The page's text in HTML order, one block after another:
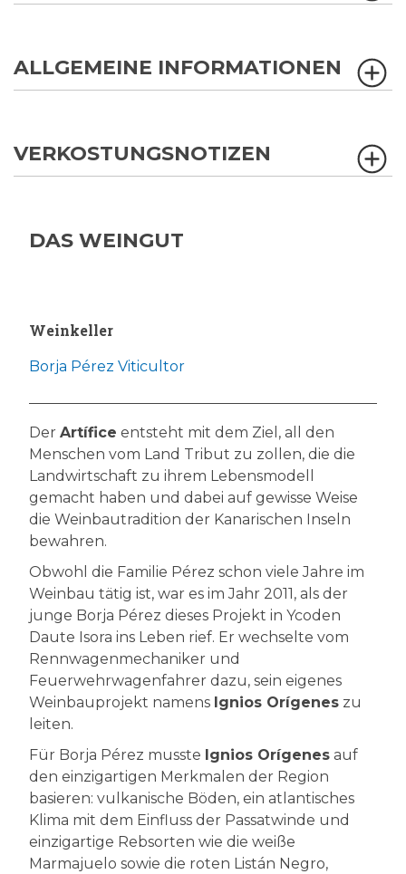
ALLGEMEINE INFORMATIONEN
VERKOSTUNGSNOTIZEN
DAS WEINGUT
Weinkeller
Borja Pérez Viticultor
Der Artífice entsteht mit dem Ziel, all den
Menschen vom Land Tribut zu zollen, die die
Landwirtschaft zu ihrem Lebensmodell
gemacht haben und dabei auf gewisse Weise
die Weinbautradition der Kanarischen Inseln
bewahren.
Obwohl die Familie Pérez schon viele Jahre im
Weinbau tätig ist, war es im Jahr 2011, als der
junge Borja Pérez dieses Projekt in Ycoden
Daute Isora ins Leben rief. Er wechselte vom
Rennwagenmechaniker und
Feuerwehrwagenfahrer dazu, sein eigenes
Weinbauprojekt namens Ignios Orígenes zu
leiten.
Für Borja Pérez musste Ignios Orígenes auf
den einzigartigen Merkmalen der Region
basieren: vulkanische Böden, ein atlantisches
Klima mit dem Einfluss der Passatwinde und
einzigartige Rebsorten wie die weiße
Marmajuelo sowie die roten Listán Negro,